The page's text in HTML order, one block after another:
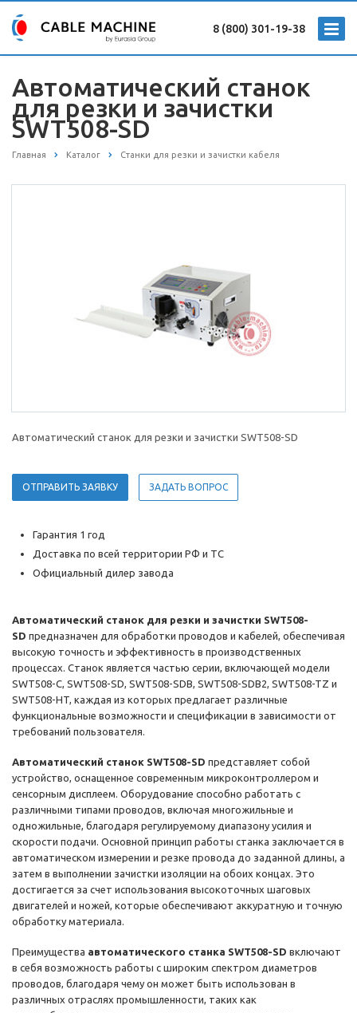
8 (800) 301-19-38
Автоматический станок
для резки и зачистки
SWT508-SD
Главная Каталог Станки для резки и зачистки кабеля
Автоматический станок для резки и зачистки SWT508-SD
ОТПРАВИТЬ ЗАЯВКУ ЗАДАТЬ ВОПРОС
Гарантия 1 год
Доставка по всей территории РФ и ТС
Официальный дилер завода
Автоматический станок для резки и зачистки SWT508-
SD предназначен для обработки проводов и кабелей, обеспечивая
высокую точность и эффективность в производственных
процессах. Станок является частью серии, включающей модели
SWT508-C, SWT508-SD, SWT508-SDB, SWT508-SDB2, SWT508-TZ и
SWT508-HT, каждая из которых предлагает различные
функциональные возможности и спецификации в зависимости от
требований пользователя.
Автоматический станок SWT508-SD представляет собой
устройство, оснащенное современным микроконтроллером и
сенсорным дисплеем. Оборудование способно работать с
различными типами проводов, включая многожильные и
одножильные, благодаря регулируемому диапазону усилия и
скорости подачи. Основной принцип работы станка заключается в
автоматическом измерении и резке провода до заданной длины, а
затем в выполнении зачистки изоляции на обоих концах. Это
достигается за счет использования высокоточных шаговых
двигателей и ножей, которые обеспечивают аккуратную и точную
обработку материала.
Преимущества автоматического станка SWT508-SD включают
в себя возможность работы с широким спектром диаметров
проводов, благодаря чему он может быть использован в
различных отраслях промышленности, таких как